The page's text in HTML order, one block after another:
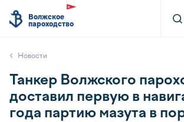
Волжское
пароходство
Новости
Танкер Волжского
доставил первую в
года партию мазута в